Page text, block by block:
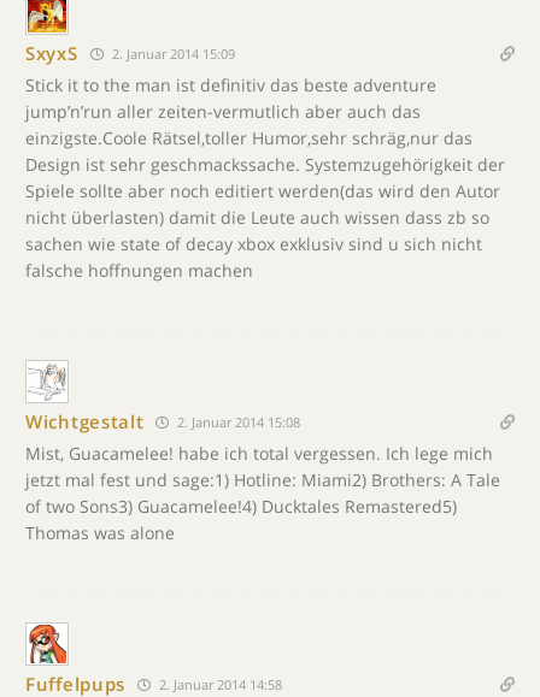
SxyxS 2. Januar 2014 15:09
Stick it to the man ist definitiv das beste adventure
jump’n’run aller zeiten-vermutlich aber auch das
einzigste.Coole Rätsel,toller Humor,sehr schräg,nur das
Design ist sehr geschmackssache. Systemzugehörigkeit der
Spiele sollte aber noch editiert werden(das wird den Autor
nicht überlasten) damit die Leute auch wissen dass zb so
sachen wie state of decay xbox exklusiv sind u sich nicht
falsche hoffnungen machen
Wichtgestalt 2. Januar 2014 15:08
Mist, Guacamelee! habe ich total vergessen. Ich lege mich
jetzt mal fest und sage:1) Hotline: Miami2) Brothers: A Tale
of two Sons3) Guacamelee!4) Ducktales Remastered5)
Thomas was alone
Fuffelpups 2. Januar 2014 14:58